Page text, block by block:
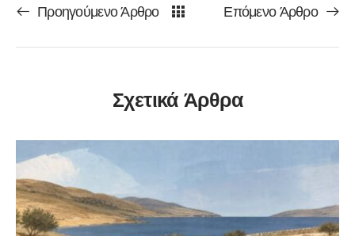
Προηγούμενο Άρθρο Επόμενο Άρθρο
Σχετικά Άρθρα